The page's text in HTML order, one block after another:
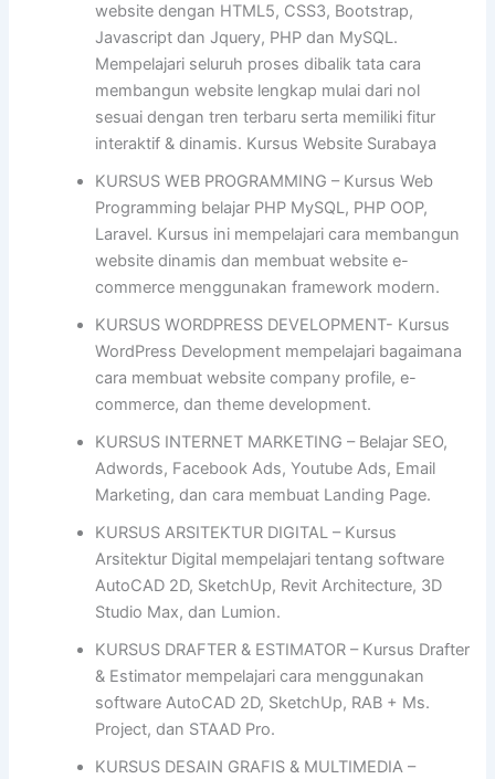
website dengan HTML5, CSS3, Bootstrap,
Javascript dan Jquery, PHP dan MySQL.
Mempelajari seluruh proses dibalik tata cara
membangun website lengkap mulai dari nol
sesuai dengan tren terbaru serta memiliki fitur
interaktif & dinamis. Kursus Website Surabaya
KURSUS WEB PROGRAMMING – Kursus Web
Programming belajar PHP MySQL, PHP OOP,
Laravel. Kursus ini mempelajari cara membangun
website dinamis dan membuat website e-
commerce menggunakan framework modern.
KURSUS WORDPRESS DEVELOPMENT- Kursus
WordPress Development mempelajari bagaimana
cara membuat website company profile, e-
commerce, dan theme development.
KURSUS INTERNET MARKETING – Belajar SEO,
Adwords, Facebook Ads, Youtube Ads, Email
Marketing, dan cara membuat Landing Page.
KURSUS ARSITEKTUR DIGITAL – Kursus
Arsitektur Digital mempelajari tentang software
AutoCAD 2D, SketchUp, Revit Architecture, 3D
Studio Max, dan Lumion.
KURSUS DRAFTER & ESTIMATOR – Kursus Drafter
& Estimator mempelajari cara menggunakan
software AutoCAD 2D, SketchUp, RAB + Ms.
Project, dan STAAD Pro.
KURSUS DESAIN GRAFIS & MULTIMEDIA –